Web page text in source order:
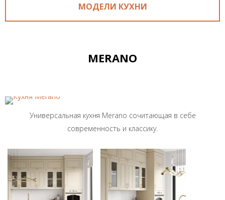
МОДЕЛИ КУХНИ
MERANO
Универсальная кухня Merano сочитающая в себе
современность и классику.